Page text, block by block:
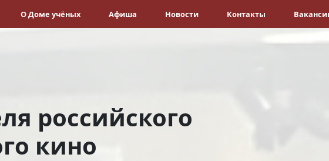
О Доме учёных Афиша Новости Контакты
российского
кино